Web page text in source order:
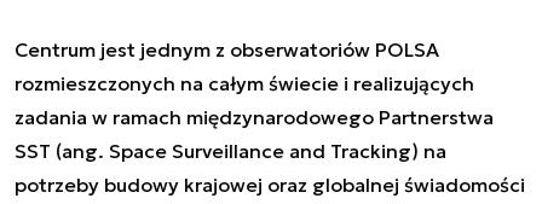
Centrum jest jednym z obserwatoriów POLSA
rozmieszczonych na całym świecie i realizujących
zadania w ramach międzynarodowego Partnerstwa
SST (ang. Space Surveillance and Tracking) na
potrzeby budowy krajowej oraz globalnej świadomości